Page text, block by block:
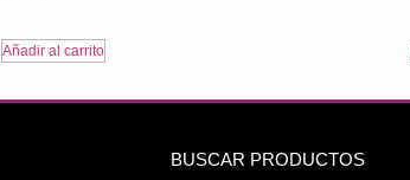
Añadir al carrito
BUSCAR PRODUCTOS